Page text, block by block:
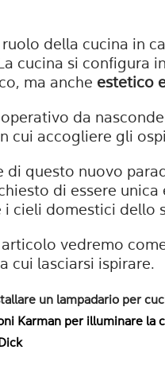
della cucina in
cucina si configura
ma anche estetico
da
cui accogliere gli
di questo nuovo
di essere
i cieli domestici dello
vedremo
cui lasciarsi ispirare.
un lampadario per
Karman per illuminare la